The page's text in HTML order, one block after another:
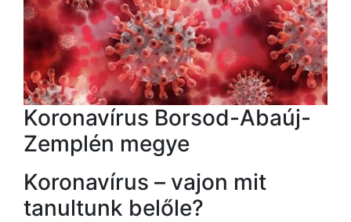
Koronavírus Borsod-Abaúj-
Zemplén megye
Koronavírus – vajon mit
tanultunk belőle?